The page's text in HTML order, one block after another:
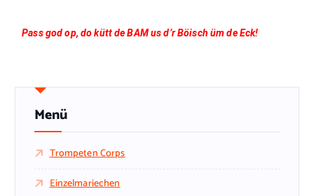
Pass god op, do kütt de BAM us d’r Böisch üm deEck!
Menü
Trompeten Corps
Einzelmariechen